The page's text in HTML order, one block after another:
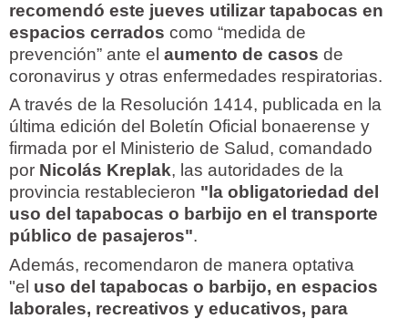
recomendó este jueves utilizar tapabocas en
espacios cerrados como “medida de
prevención” ante el aumento de casos de
coronavirus y otras enfermedades respiratorias.
A través de la Resolución 1414, publicada en la
última edición del Boletín Oficial bonaerense y
firmada por el Ministerio de Salud, comandado
por Nicolás Kreplak, las autoridades de la
provincia restablecieron "la obligatoriedad del
uso del tapabocas o barbijo en el transporte
público de pasajeros".
Además, recomendaron de manera optativa
"el uso del tapabocas o barbijo, en espacios
laborales, recreativos y educativos, para